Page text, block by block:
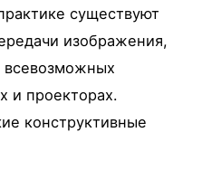
существуют
изображения,
всевозможных
и проекторах.
конструктивные